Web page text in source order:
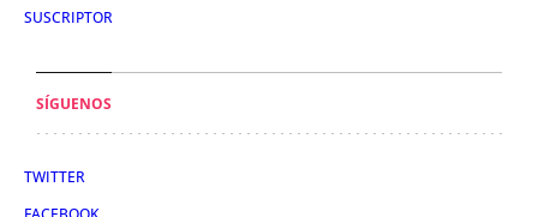
SUSCRIPTOR
SÍGUENOS
TWITTER